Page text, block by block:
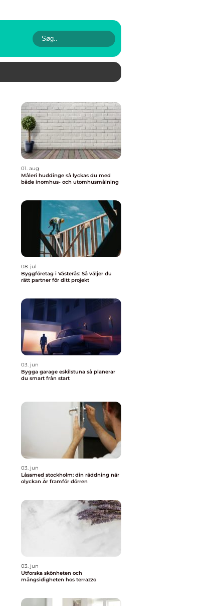
01. aug
Måleri huddinge så lyckas du med
både inomhus- och utomhusmålning
08. jul
Byggföretag i Västerås: Så väljer du
rätt partner för ditt projekt
03. jun
Bygga garage eskilstuna så planerar
du smart från start
03. jun
Låssmed stockholm: din räddning när
olyckan Är framför dörren
03. jun
Utforska skönheten och
mångsidigheten hos terrazzo